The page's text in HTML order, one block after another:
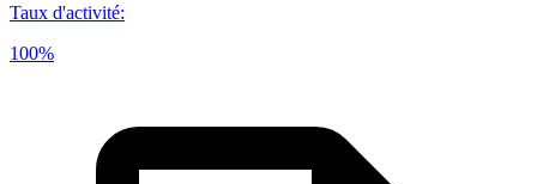
Taux d'activité:
100%